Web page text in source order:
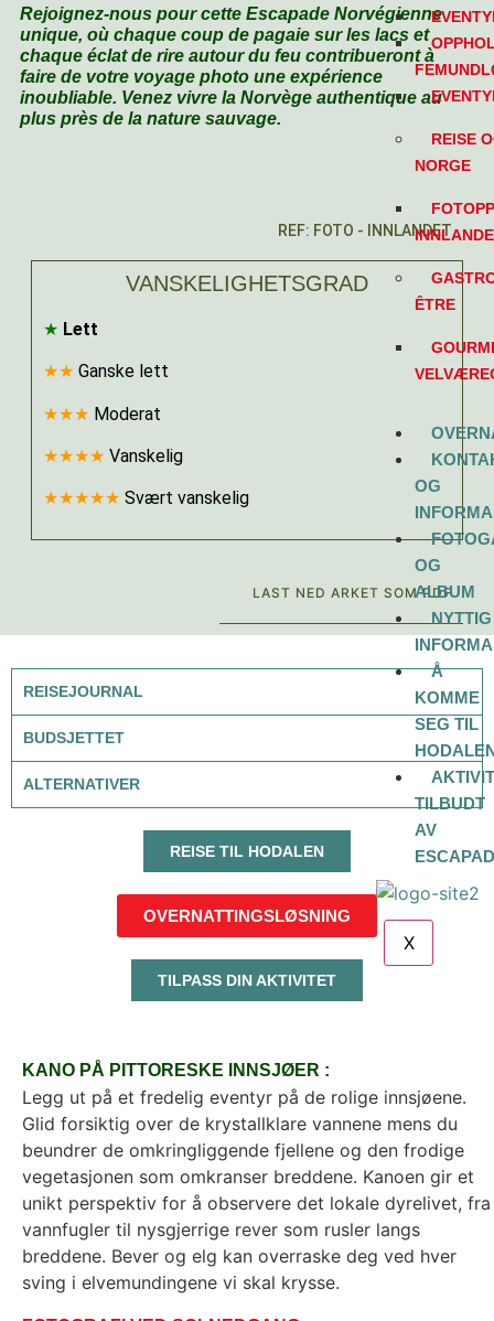
REISE
NORGE
ÊTRE
OG
OG
ALBUM
NYTTIG
Å
KOMME
SEG TIL
TILBUDT
AV
X
Rejoignez-nous pour cette Escapade Norvégienne
unique, où chaque coup de pagaie sur les lacs et
chaque éclat de rire autour du feu contribueront à
faire de votre voyage photo une expérience
inoubliable. Venez vivre la Norvège authentique au
plus près de la nature sauvage.
REF: FOTO - INNLANDET
VANSKELIGHETSGRAD
★ Lett
★★ Ganske lett
★★★ Moderat
★★★★ Vanskelig
★★★★★ Svært vanskelig
LAST NED ARKET SOM PDF
REISEJOURNAL
BUDSJETTET
ALTERNATIVER
REISE TIL HODALEN
OVERNATTINGSLØSNING
TILPASS DIN AKTIVITET
KANO PÅ PITTORESKE INNSJØER :
Legg ut på et fredelig eventyr på de rolige innsjøene.
Glid forsiktig over de krystallklare vannene mens du
beundrer de omkringliggende fjellene og den frodige
vegetasjonen som omkranser breddene. Kanoen gir et
unikt perspektiv for å observere det lokale dyrelivet, fra
vannfugler til nysgjerrige rever som rusler langs
breddene. Bever og elg kan overraske deg ved hver
sving i elvemundingene vi skal krysse.